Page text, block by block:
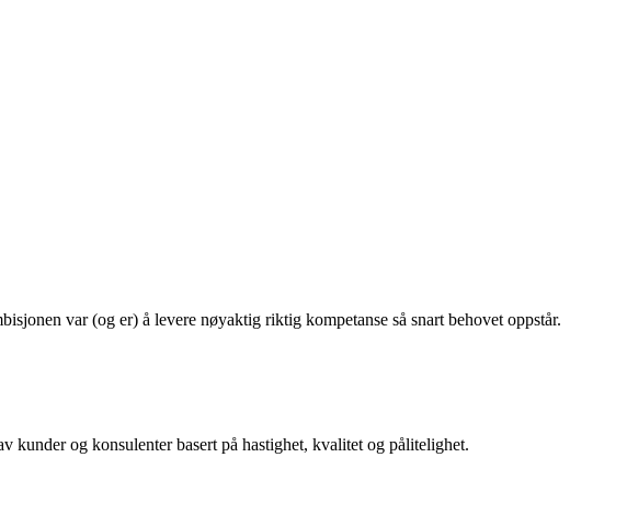
var (og er) å levere nøyaktig riktig kompetanse så snart behovet oppstår.
kunder og konsulenter basert på hastighet, kvalitet og pålitelighet.